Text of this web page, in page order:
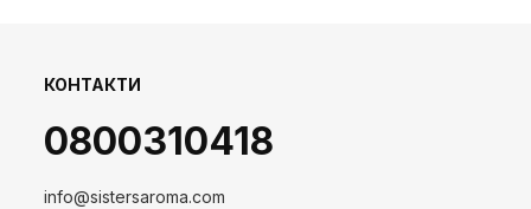
КОНТАКТИ
0800310418
info@sistersaroma.com